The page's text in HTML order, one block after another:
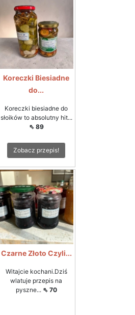
Koreczki Biesiadne
do...
Koreczki biesiadne do
słoików to absolutny hit...
⇖ 89
Zobacz przepis!
Czarne Złoto Czyli...
Witajcie kochani.Dziś
wlatuje przepis na
pyszne... ⇖ 70